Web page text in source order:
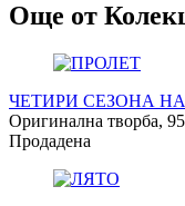
Още от
ЧЕТИРИ СЕЗОНА
Оригинална творба,
Продадена